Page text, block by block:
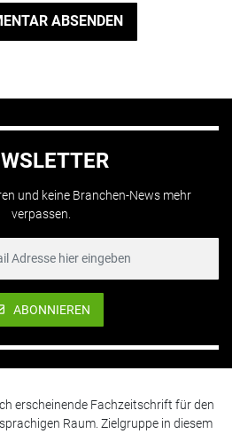
ABSENDEN
und keine Branchen-News mehr
verpassen.
ABONNIEREN
erscheinende Fachzeitschrift für den
Raum. Zielgruppe in diesem